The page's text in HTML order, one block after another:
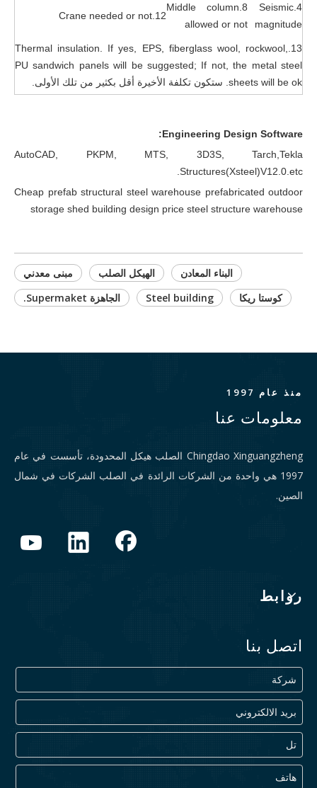
4.Seismic
magnitude
8.Middle column
allowed or not
12.Crane needed or not
13.Thermal insulation. If yes, EPS, fiberglass wool, rockwool,
PU sandwich panels will be suggested; If not, the metal steel
sheets will be ok. ستكون تكلفة الأخيرة أقل بكثير من تلك الأولى.
Engineering Design Software:
AutoCAD, PKPM, MTS, 3D3S, Tarch,Tekla
Structures(Xsteel)V12.0.etc.
Cheap prefab structural steel warehouse prefabricated outdoor
storage shed building design price steel structure warehouse
مبنى معدني الهيكل الصلب
البناء المعادن
الجاهزة Supermaket.
Steel building كوستا ريكا
منذ عام 1997
معلومات عنا
Chingdao Xinguangzheng الصلب هيكل المحدودة، تأسست في عام
1997 هي واحدة من الشركات الرائدة في الصلب الشركات في شمال
الصين.
روابط
اتصل بنا